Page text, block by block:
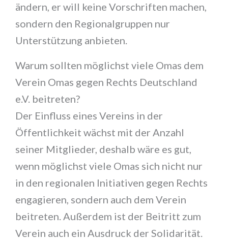
ändern, er will keine Vorschriften machen,
sondern den Regionalgruppen nur
Unterstützung anbieten.
Warum sollten möglichst viele Omas dem
Verein Omas gegen Rechts Deutschland
e.V. beitreten?
Der Einfluss eines Vereins in der
Öffentlichkeit wächst mit der Anzahl
seiner Mitglieder, deshalb wäre es gut,
wenn möglichst viele Omas sich nicht nur
in den regionalen Initiativen gegen Rechts
engagieren, sondern auch dem Verein
beitreten. Außerdem ist der Beitritt zum
Verein auch ein Ausdruck der Solidarität.